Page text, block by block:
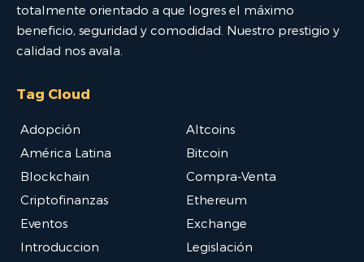
totalmente orientado a que logres el máximo
beneficio, seguridad y comodidad. Nuestro prestigio y
calidad nos avala.
Tag Cloud
Adopción
Altcoins
América Latina
Bitcoin
Blockchain
Compra-Venta
Criptofinanzas
Ethereum
Eventos
Exchange
Introduccion
Legislación